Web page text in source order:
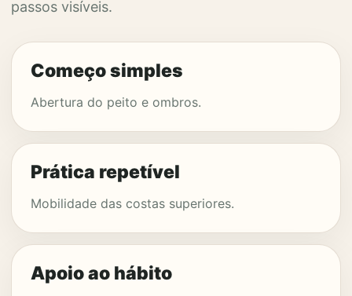
passos visíveis.
Começo simples
Abertura do peito e ombros.
Prática repetível
Mobilidade das costas superiores.
Apoio ao hábito